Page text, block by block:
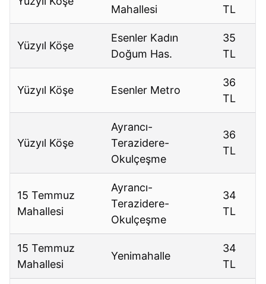
Mahallesi
TL
Yüzyıl Köşe
Esenler Kadın
Doğum Has.
35
TL
Yüzyıl Köşe Esenler Metro
36
TL
Yüzyıl Köşe
Ayrancı-
Terazidere-
Okulçeşme
36
TL
15 Temmuz
Mahallesi
Ayrancı-
Terazidere-
Okulçeşme
34
TL
15 Temmuz
Mahallesi
Yenimahalle
34
TL